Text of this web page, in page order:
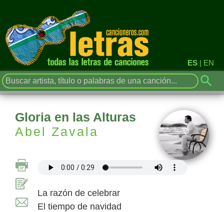
ES | EN
Gloria en las Alturas
Abel Zavala
La razón de celebrar
El tiempo de navidad